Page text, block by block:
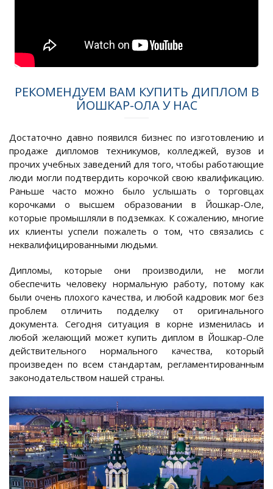
РЕКОМЕНДУЕМ ВАМ КУПИТЬ ДИПЛОМ В
ЙОШКАР-ОЛА У НАС
Достаточно давно появился бизнес по изготовлению и
продаже дипломов техникумов, колледжей, вузов и
прочих учебных заведений для того, чтобы работающие
люди могли подтвердить корочкой свою квалификацию.
Раньше часто можно было услышать о торговцах
корочками о высшем образовании в Йошкар-Оле,
которые промышляли в подземках. К сожалению, многие
их клиенты успели пожалеть о том, что связались с
неквалифицированными людьми.
Дипломы, которые они производили, не могли
обеспечить человеку нормальную работу, потому как
были очень плохого качества, и любой кадровик мог без
проблем отличить подделку от оригинального
документа. Сегодня ситуация в корне изменилась и
любой желающий может купить диплом в Йошкар-Оле
действительного нормального качества, который
произведен по всем стандартам, регламентированным
законодательством нашей страны.